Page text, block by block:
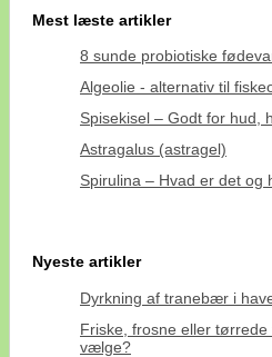
Mest læste artikler
8 sunde probiotiske
Algeolie - alternativ til
Spisekisel – Godt for hud,
Astragalus (astragel)
Spirulina – Hvad er det og
Nyeste artikler
Dyrkning af tranebær i
Friske, frosne eller
vælge?